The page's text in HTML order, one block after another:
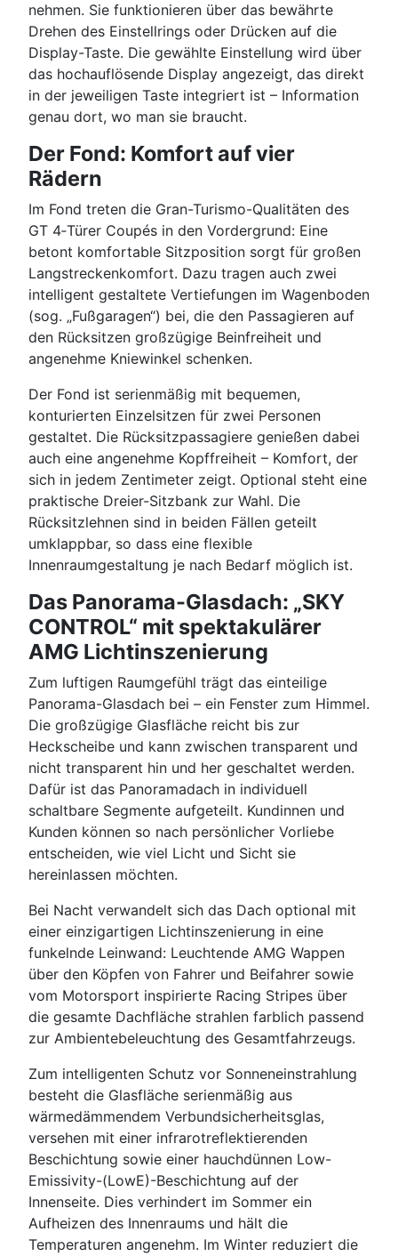
nehmen. Sie funktionieren über das bewährte
Drehen des Einstellrings oder Drücken auf die
Display-Taste. Die gewählte Einstellung wird über
das hochauflösende Display angezeigt, das direkt
in der jeweiligen Taste integriert ist – Information
genau dort, wo man sie braucht.
Der Fond: Komfort auf vier
Rädern
Im Fond treten die Gran-Turismo-Qualitäten des
GT 4‑Türer Coupés in den Vordergrund: Eine
betont komfortable Sitzposition sorgt für großen
Langstreckenkomfort. Dazu tragen auch zwei
intelligent gestaltete Vertiefungen im Wagenboden
(sog. „Fußgaragen“) bei, die den Passagieren auf
den Rücksitzen großzügige Beinfreiheit und
angenehme Kniewinkel schenken.
Der Fond ist serienmäßig mit bequemen,
konturierten Einzelsitzen für zwei Personen
gestaltet. Die Rücksitzpassagiere genießen dabei
auch eine angenehme Kopffreiheit – Komfort, der
sich in jedem Zentimeter zeigt. Optional steht eine
praktische Dreier-Sitzbank zur Wahl. Die
Rücksitzlehnen sind in beiden Fällen geteilt
umklappbar, so dass eine flexible
Innenraumgestaltung je nach Bedarf möglich ist.
Das Panorama-Glasdach: „SKY
CONTROL“ mit spektakulärer
AMG Lichtinszenierung
Zum luftigen Raumgefühl trägt das einteilige
Panorama-Glasdach bei – ein Fenster zum Himmel.
Die großzügige Glasfläche reicht bis zur
Heckscheibe und kann zwischen transparent und
nicht transparent hin und her geschaltet werden.
Dafür ist das Panoramadach in individuell
schaltbare Segmente aufgeteilt. Kundinnen und
Kunden können so nach persönlicher Vorliebe
entscheiden, wie viel Licht und Sicht sie
hereinlassen möchten.
Bei Nacht verwandelt sich das Dach optional mit
einer einzigartigen Lichtinszenierung in eine
funkelnde Leinwand: Leuchtende AMG Wappen
über den Köpfen von Fahrer und Beifahrer sowie
vom Motorsport inspirierte Racing Stripes über
die gesamte Dachfläche strahlen farblich passend
zur Ambientebeleuchtung des Gesamtfahrzeugs.
Zum intelligenten Schutz vor Sonneneinstrahlung
besteht die Glasfläche serienmäßig aus
wärmedämmendem Verbundsicherheitsglas,
versehen mit einer infrarotreflektierenden
Beschichtung sowie einer hauchdünnen Low-
Emissivity-(LowE)-Beschichtung auf der
Innenseite. Dies verhindert im Sommer ein
Aufheizen des Innenraums und hält die
Temperaturen angenehm. Im Winter reduziert die